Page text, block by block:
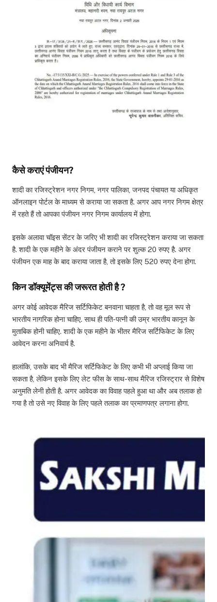
कैसे कराएं पंजीयन?
शादी का रजिस्ट्रेशन नगर निगम, नगर पालिका, जनपद पंचायत या अधिकृत
ऑनलाइन पोर्टल के माध्यम से कराया जा सकता है. अगर आप नगर निगम क्षेत्र
में रहते हैं तो आपका पंजीयन नगर निगम कार्यालय में होगा.
इसके अलावा चॉइस सेंटर के जरिए भी शादी का रजिस्ट्रेशन कराया जा सकता
है. शादी के एक महीने के अंदर पंजीयन कराने पर शुल्क 20 रुपए है. अगर
पंजीयन एक माह के बाद कराया जाता है, तो इसके लिए 520 रुपए देना होगा.
किन डॉक्यूमेंट्स की जरूरत होती है ?
अगर कोई आवेदक मैरिज सर्टिफिकेट बनवाना चाहता है, तो वह मूल रूप से
भारतीय नागरिक होना चाहिए. साथ ही पति-पत्नी की उम्र भारतीय कानून के
मुताबिक होनी चाहिए. शादी के एक महीने के भीतर मैरिज सर्टिफिकेट के लिए
आवेदन करना अनिवार्य है.
हालांकि, उसके बाद भी मैरिज सर्टिफिकेट के लिए कभी भी अप्लाई किया जा
सकता है, लेकिन इसके लिए लेट फीस के साथ-साथ मैरिज रजिस्ट्रार से विशेष
अनुमति लेनी होती है. अगर आवेदक का विवाह पहले हुआ था और अब तलाक हो
गया है तो उसे नए विवाह के लिए पहले तलाक का प्रमाणपत्र लगाना होगा.